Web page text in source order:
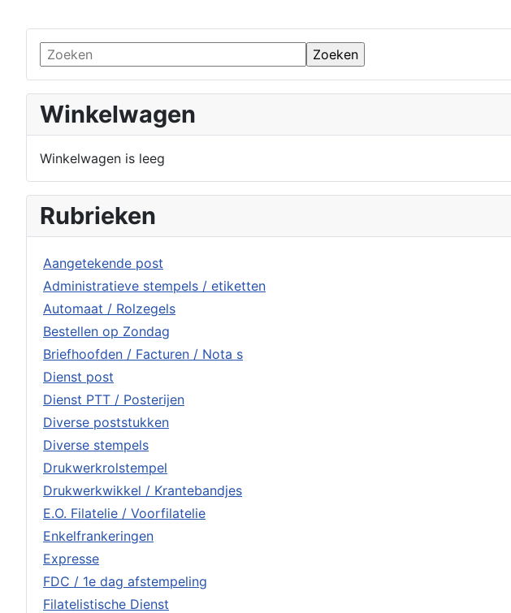
Winkelwagen
Winkelwagen is leeg
Rubrieken
Aangetekende post
Administratieve stempels / etiketten
Automaat / Rolzegels
Bestellen op Zondag
Briefhoofden / Facturen / Nota s
Dienst post
Dienst PTT / Posterijen
Diverse poststukken
Diverse stempels
Drukwerkrolstempel
Drukwerkwikkel / Krantebandjes
E.O. Filatelie / Voorfilatelie
Enkelfrankeringen
Expresse
FDC / 1e dag afstempeling
Filatelistische Dienst